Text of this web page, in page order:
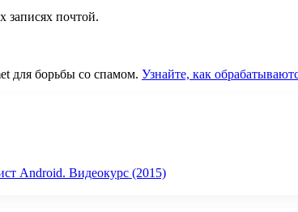
записях почтой.
для борьбы со спамом. Узнайте, как
Android. Видеокурс (2015)